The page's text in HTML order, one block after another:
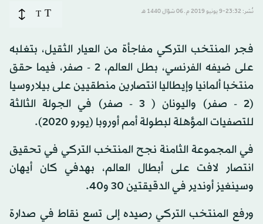
نُشر: 23:32-9 يونيو 2019 م ـ 06 شوّال 1440 هـ T
T
فجر المنتخب التركي مفاجأة من العيار الثقيل، بتغلبه
على ضيفه الفرنسي، بطل العالم، 2 - صفر، فيما حقق
منتخبا ألمانيا وإيطاليا انتصارين منطقيين على بيلاروسيا
(2 - صفر) واليونان ( 3 - صفر) في الجولة الثالثة
للتصفيات المؤهلة لبطولة أمم أوروبا (يورو 2020).
في المجموعة الثامنة نجح المنتخب التركي في تحقيق
انتصار لافت على أبطال العالم، بهدفي كان أيهان
وسينغيز أوندير في الدقيقتين 30 و40.
ورفع المنتخب التركي رصيده إلى تسع نقاط في صدارة